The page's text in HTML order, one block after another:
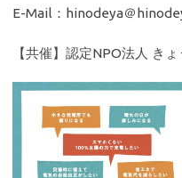
E-Mail：hinodeya＠
【共催】認定NPO法人 き